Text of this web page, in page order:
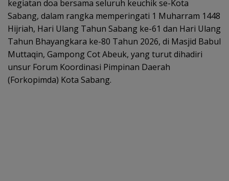
kegiatan doa bersama seluruh keuchik se-Kota
Sabang, dalam rangka memperingati 1 Muharram 1448
Hijriah, Hari Ulang Tahun Sabang ke-61 dan Hari Ulang
Tahun Bhayangkara ke-80 Tahun 2026, di Masjid Babul
Muttaqin, Gampong Cot Abeuk, yang turut dihadiri
unsur Forum Koordinasi Pimpinan Daerah
(Forkopimda) Kota Sabang.